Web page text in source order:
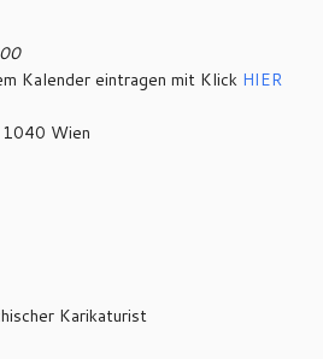
Kalender eintragen mit Klick HIER
Wien
Karikaturist